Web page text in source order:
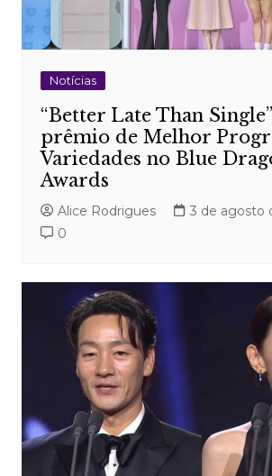
Notícias
“Better Late Than
prêmio de Melhor
Variedades no Blue
Awards
Alice Rodrigues
3 de agosto
0